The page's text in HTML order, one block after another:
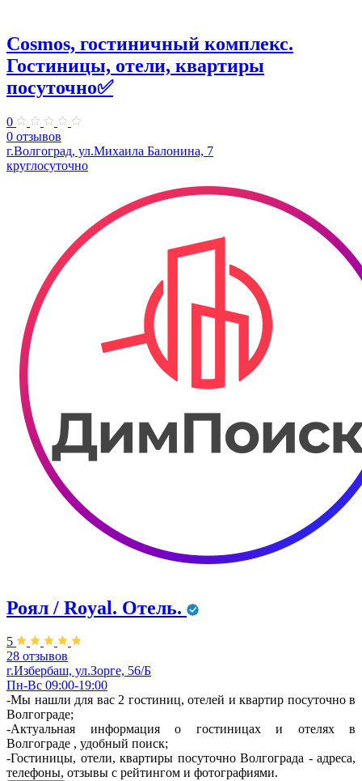
Cosmos, гостиничный комплекс.
Гостиницы, отели, квартиры
посуточно✅
0
0 отзывов
г.Волгоград, ул.Михаила Балонина, 7
круглосуточно
Роял / Royal. Отель.
5
28 отзывов
г.Избербаш, ул.Зорге, 56/Б
Пн-Вс 09:00-19:00
-Мы нашли для вас 2 гостиниц, отелей и квартир посуточно в
Волгограде;
-Актуальная информация о гостиницах и отелях в
Волгограде , удобный поиск;
-Гостиницы, отели, квартиры посуточно Волгограда - адреса,
телефоны, отзывы с рейтингом и фотографиями.